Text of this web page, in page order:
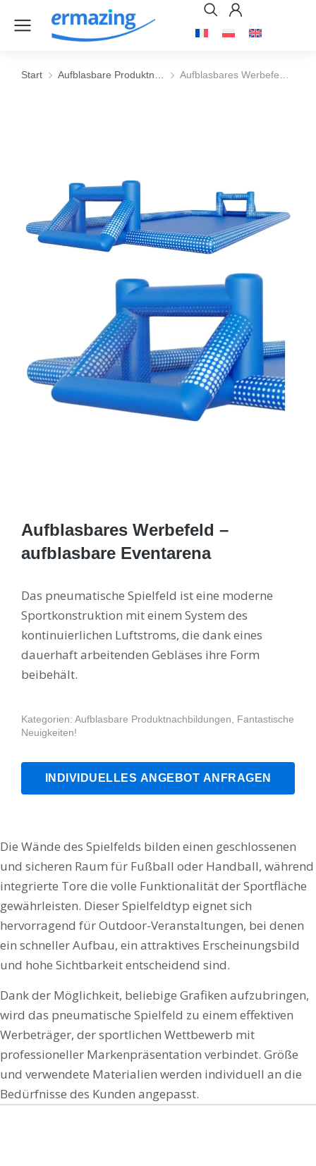
Sie befinden sich hier:
Start Aufblasbare Produktn… Aufblasbares Werbefe…
Aufblasbares Werbefeld –
aufblasbare Eventarena
Das pneumatische Spielfeld ist eine moderne
Sportkonstruktion mit einem System des
kontinuierlichen Luftstroms, die dank eines
dauerhaft arbeitenden Gebläses ihre Form
beibehält.
Kategorien: Aufblasbare Produktnachbildungen, Fantastische
Neuigkeiten!
INDIVIDUELLES ANGEBOT ANFRAGEN
Die Wände des Spielfelds bilden einen geschlossenen
und sicheren Raum für Fußball oder Handball, während
integrierte Tore die volle Funktionalität der Sportfläche
gewährleisten. Dieser Spielfeldtyp eignet sich
hervorragend für Outdoor-Veranstaltungen, bei denen
ein schneller Aufbau, ein attraktives Erscheinungsbild
und hohe Sichtbarkeit entscheidend sind.
Dank der Möglichkeit, beliebige Grafiken aufzubringen,
wird das pneumatische Spielfeld zu einem effektiven
Werbeträger, der sportlichen Wettbewerb mit
professioneller Markenpräsentation verbindet. Größe
und verwendete Materialien werden individuell an die
Bedürfnisse des Kunden angepasst.